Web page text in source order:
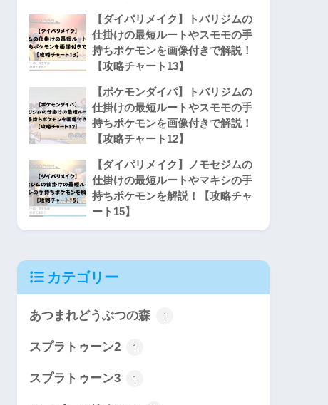
【ダイパリメイク】トバリジムの
仕掛けの最短ルートやスモモの手
持ちポケモンを画像付きで解説！
【攻略チャート13】
【ポケモンダイパ】トバリジムの
仕掛けの最短ルートやスモモの手
持ちポケモンを画像付きで解説！
【攻略チャート12】
【ダイパリメイク】ノモセジムの
仕掛けの最短ルートやマキシの手
持ちポケモンを解説！【攻略チャ
ート15】
カテゴリー
あつまれどうぶつの森 1
スプラトゥーン2 1
スプラトゥーン3 1